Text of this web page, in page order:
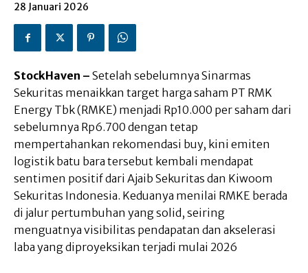
28 Januari 2026
StockHaven – Setelah sebelumnya Sinarmas
Sekuritas menaikkan target harga saham PT RMK
Energy Tbk (RMKE) menjadi Rp10.000 per saham dari
sebelumnya Rp6.700 dengan tetap
mempertahankan rekomendasi buy, kini emiten
logistik batu bara tersebut kembali mendapat
sentimen positif dari Ajaib Sekuritas dan Kiwoom
Sekuritas Indonesia. Keduanya menilai RMKE berada
di jalur pertumbuhan yang solid, seiring
menguatnya visibilitas pendapatan dan akselerasi
laba yang diproyeksikan terjadi mulai 2026